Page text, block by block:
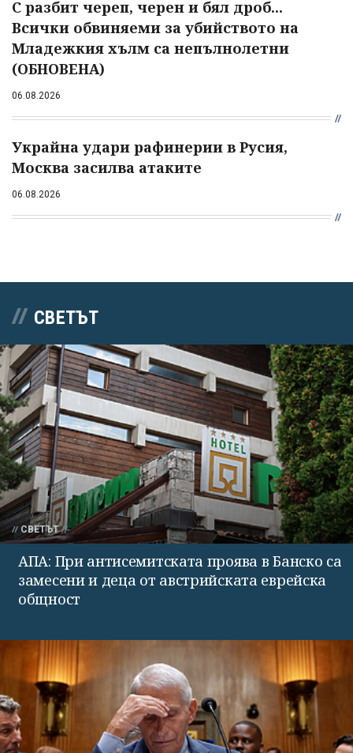
С разбит череп, черен и бял дроб...
Всички обвиняеми за убийството на
Младежкия хълм са непълнолетни
(ОБНОВЕНА)
06.08.2026
Украйна удари рафинерии в Русия,
Москва засилва атаките
06.08.2026
СВЕТЪТ
СВЕТЪТ
АПА: При антисемитската проява в Банско са
замесени и деца от австрийската еврейска
общност